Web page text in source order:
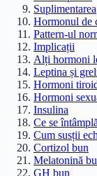
Suplimentarea
Hormonul de
Pattern-ul
Implicații
Alți hormoni
Leptina și
Hormoni
Hormoni
Insulina
Ce se
Cum susții
Cortizol bun
Melatonină
GH bun